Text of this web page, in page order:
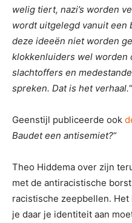
welig tiert, nazi’s worden
wordt uitgelegd vanuit een
deze ideeën niet worden
klokkenluiders wel worden
slachtoffers en
spreken. Dat is het verhaal.“
Geenstijl publiceerde ook
Baudet een antisemiet?“
Theo Hiddema over zijn
met de antiracistische
racistische zeepbellen.
je daar je identiteit aan